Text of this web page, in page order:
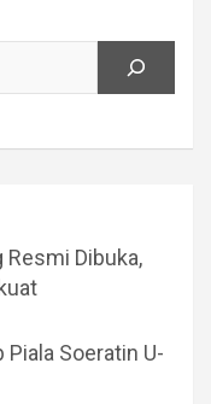
Dibuka,
Piala Soeratin U-